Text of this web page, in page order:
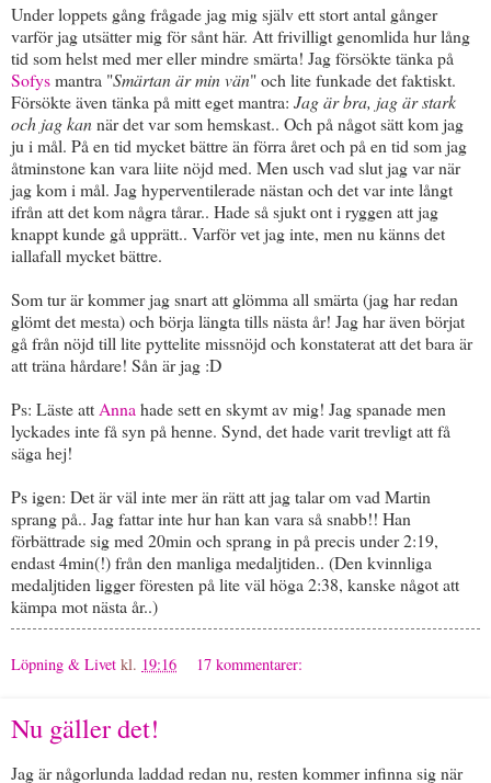
Under loppets gång frågade jag mig själv ett stort antal gånger
varför jag utsätter mig för sånt här. Att frivilligt genomlida hur lång
tid som helst med mer eller mindre smärta! Jag försökte tänka på
Sofysmantra "Smärtan är min vän" och lite funkade det faktiskt.
Försökte även tänka på mitt eget mantra: Jag är bra, jag är stark
och jag kannär det var som hemskast.. Och på något sätt kom jag
ju i mål. På en tid mycket bättre än förra året och på en tid som jag
åtminstone kan vara liite nöjd med. Men usch vad slut jag var när
jag kom i mål. Jag hyperventilerade nästan och det var inte långt
ifrån att det kom några tårar.. Hade så sjukt ont i ryggen att jag
knappt kunde gå upprätt.. Varför vet jag inte, men nu känns det
iallafall mycket bättre.
Som tur är kommer jag snart att glömma all smärta (jag har redan
glömt det mesta) och börja längta tills nästa år! Jag har även börjat
gå från nöjd till lite pyttelite missnöjd och konstaterat att det bara är
att träna hårdare! Sån är jag :D
Ps: Läste att Anna hade sett en skymt av mig! Jag spanade men
lyckades inte få syn på henne. Synd, det hade varit trevligt att få
säga hej!
Ps igen: Det är väl inte mer än rätt att jag talar om vad Martin
sprang på.. Jag fattar inte hur han kan vara så snabb!! Han
förbättrade sig med 20min och sprang in på precis under 2:19,
endast 4min(!) från den manliga medaljtiden.. (Den kvinnliga
medaljtiden ligger föresten på lite väl höga 2:38, kanske något att
kämpa mot nästa år..)
Löpning & Livet kl. 19:16 17 kommentarer:
Nu gäller det!
Jag är någorlunda laddad redan nu, resten kommer infinna sig när